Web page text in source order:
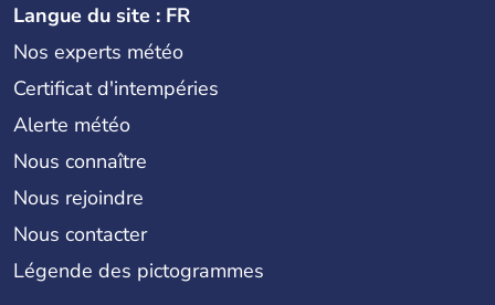
Langue du site : FR
Nos experts météo
Certificat d'intempéries
Alerte météo
Nous connaître
Nous rejoindre
Nous contacter
Légende des pictogrammes